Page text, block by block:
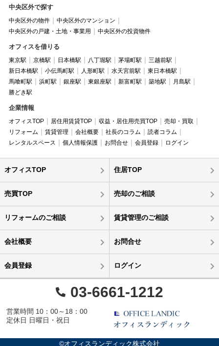
中央区外で探す
中央区外の物件
中央区外のマンション
中央区外の戸建・土地・事業用
中央区外の投資物件
オフィスを借りる
東京駅 京橋駅 日本橋駅 八丁堀駅 茅場町駅
三越前駅
新日本橋駅
小伝馬町駅 人形町駅 水天宮前駅
東日本橋駅
馬喰町駅
浜町駅 銀座駅 東銀座駅 新富町駅 築地駅
月島駅
勝どき駅
企業情報
オフィスTOP 居住用賃貸TOP 収益・居住用売買TOP
売却・買取
リフォーム
賃貸管理 会社概要 社長のコラム
読者コラム
レンタルスペース
個人情報保護 お問合せ 会員登録 ログイン
オフィスTOP 住居TOP
売買TOP 売却のご相談
リフォームのご相談 賃貸管理のご相談
会社概要 お問合せ
会員登録 ログイン
03-6661-1212
営業時間 10：00～18：00
定休日 日曜日・祝日
©オフィスランディック株式会社